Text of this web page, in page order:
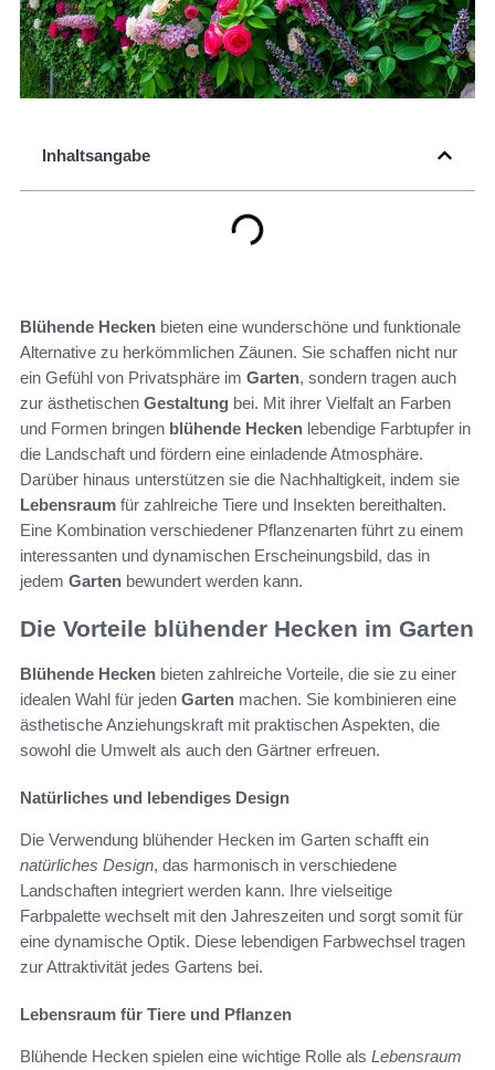
Inhaltsangabe
Blühende Hecken bieten eine wunderschöne und funktionale
Alternative zu herkömmlichen Zäunen. Sie schaffen nicht nur
ein Gefühl von Privatsphäre im Garten, sondern tragen auch
zur ästhetischen Gestaltung bei. Mit ihrer Vielfalt an Farben
und Formen bringen blühende Hecken lebendige Farbtupfer in
die Landschaft und fördern eine einladende Atmosphäre.
Darüber hinaus unterstützen sie die Nachhaltigkeit, indem sie
Lebensraum für zahlreiche Tiere und Insekten bereithalten.
Eine Kombination verschiedener Pflanzenarten führt zu einem
interessanten und dynamischen Erscheinungsbild, das in
jedem Garten bewundert werden kann.
Die Vorteile blühender Hecken im Garten
Blühende Hecken bieten zahlreiche Vorteile, die sie zu einer
idealen Wahl für jeden Garten machen. Sie kombinieren eine
ästhetische Anziehungskraft mit praktischen Aspekten, die
sowohl die Umwelt als auch den Gärtner erfreuen.
Natürliches und lebendiges Design
Die Verwendung blühender Hecken im Garten schafft ein
natürliches Design, das harmonisch in verschiedene
Landschaften integriert werden kann. Ihre vielseitige
Farbpalette wechselt mit den Jahreszeiten und sorgt somit für
eine dynamische Optik. Diese lebendigen Farbwechsel tragen
zur Attraktivität jedes Gartens bei.
Lebensraum für Tiere und Pflanzen
Blühende Hecken spielen eine wichtige Rolle als Lebensraum